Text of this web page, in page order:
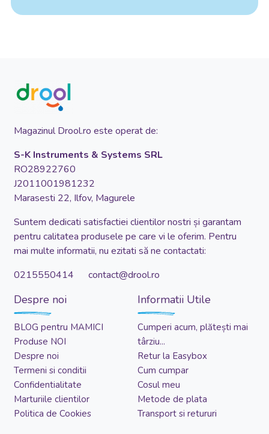
Magazinul Drool.ro este operat de:
S-K Instruments & Systems SRL
RO28922760
J2011001981232
Marasesti 22, Ilfov, Magurele
Suntem dedicati satisfactiei clientilor nostri și garantam
pentru calitatea produsele pe care vi le oferim. Pentru
mai multe informatii, nu ezitati să ne contactati:
0215550414 contact@drool.ro
Despre noi
BLOG pentru MAMICI
Produse NOI
Despre noi
Termeni si conditii
Confidentialitate
Marturiile clientilor
Politica de Cookies
Informatii Utile
Cumperi acum, plătești mai
târziu...
Retur la Easybox
Cum cumpar
Cosul meu
Metode de plata
Transport si retururi